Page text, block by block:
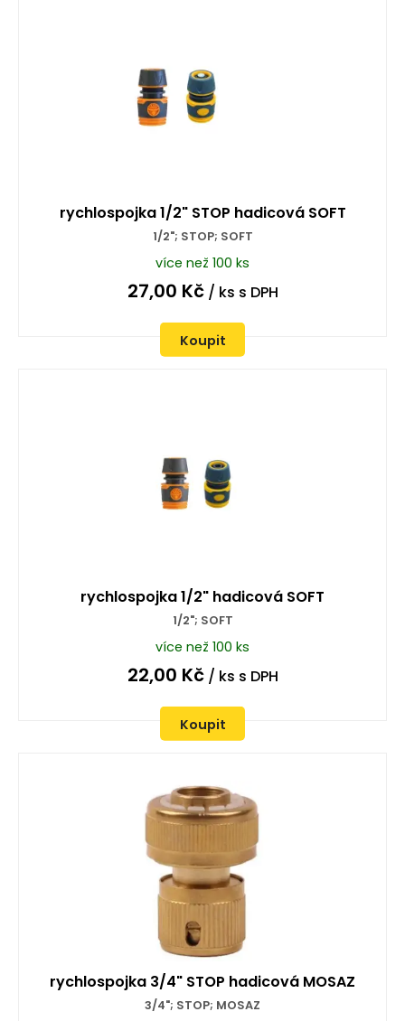
rychlospojka 1/2" STOP hadicová SOFT
1/2"; STOP; SOFT
více než 100 ks
27,00 Kč/ ks s DPH
Koupit
rychlospojka 1/2" hadicová SOFT
1/2"; SOFT
více než 100 ks
22,00 Kč/ ks s DPH
Koupit
rychlospojka 3/4" STOP hadicová MOSAZ
3/4"; STOP; MOSAZ